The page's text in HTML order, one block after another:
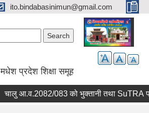
ito.bindabasinimun@gmail.com
मधेश प्रदेश शिक्षा समूह
चालु